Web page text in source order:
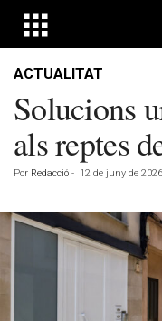
ACTUALITAT
Solucions
als reptes
Por Redacció - 12 de juny de 2026